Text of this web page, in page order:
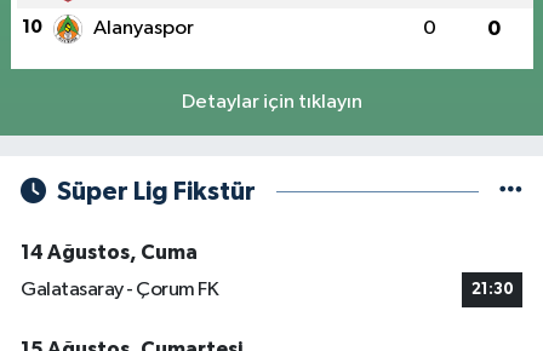
10 Alanyaspor 0 0
Detaylar için tıklayın
Süper Lig Fikstür
14 Ağustos, Cuma
Galatasaray - Çorum FK
21:30